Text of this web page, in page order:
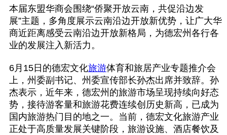
本届东盟华商会围绕“侨聚开放云南，共促沿边发
展”主题，多角度展示云南沿边开放新优势，让广大华
商近距离感受云南沿边开放新格局，为德宏州各行各
业的发展注入新活力。
6月15日的德宏文化旅游体育和旅居产业专题推介会
上，州委副书记、州委宣传部长孙杰出席并致辞。孙
杰表示，近年来，德宏州的旅游市场呈现持续向好态
势，接待游客量和旅游花费连续创历史新高，已成为
国内旅游热门目的地之一。当前，德宏文化旅游产业
正处于高质量发展关键阶段，旅游设施、酒店餐饮及